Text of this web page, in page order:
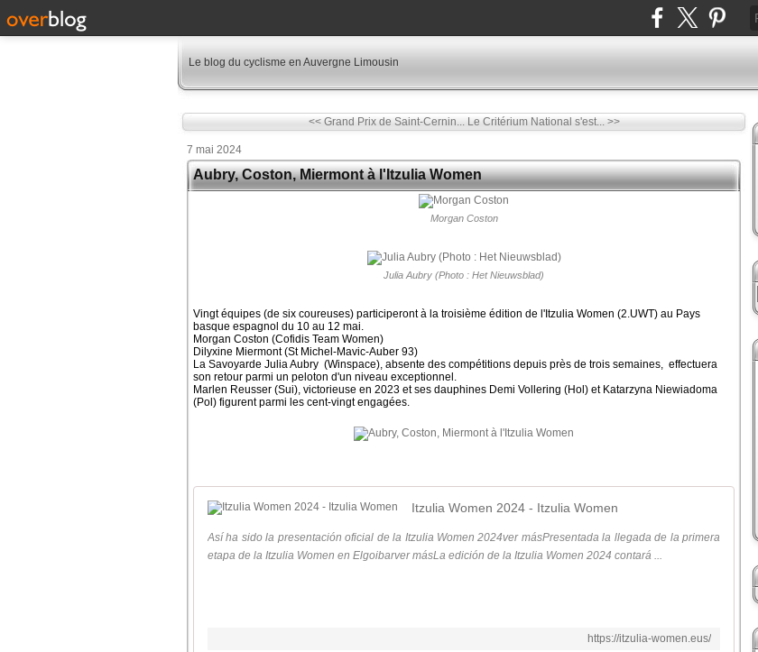
Le blog du cyclisme en Auvergne Limousin
<< Grand Prix de Saint-Cernin... Le Critérium National s'est... >>
7 mai 2024
Aubry, Coston, Miermont à l'Itzulia Women
Morgan Coston
Julia Aubry (Photo : Het Nieuwsblad)
Vingt équipes (de six coureuses) participeront à la troisième édition de l'Itzulia Women (2.UWT) au Pays
basque espagnol du 10 au 12 mai.
Morgan Coston (Cofidis Team Women)
Dilyxine Miermont (St Michel-Mavic-Auber 93)
La Savoyarde Julia Aubry (Winspace), absente des compétitions depuis près de trois semaines, effectuera
son retour parmi un peloton d'un niveau exceptionnel.
Marlen Reusser (Sui), victorieuse en 2023 et ses dauphines Demi Vollering (Hol) et Katarzyna Niewiadoma
(Pol) figurent parmi les cent-vingt engagées.
Itzulia Women 2024 - Itzulia Women
Así ha sido la presentación oficial de la Itzulia Women 2024ver másPresentada la llegada de la primera
etapa de la Itzulia Women en Elgoibarver másLa edición de la Itzulia Women 2024 contará ...
https://itzulia-women.eus/